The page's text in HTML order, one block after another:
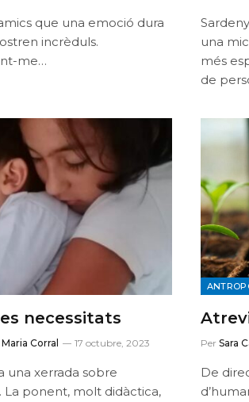
que una emoció dura
incrèduls.
me…
una
més
de
necessitats
Corral 17 octubre, 2023
una xerrada sobre
La ponent, molt didàctica,
Per Sara
De